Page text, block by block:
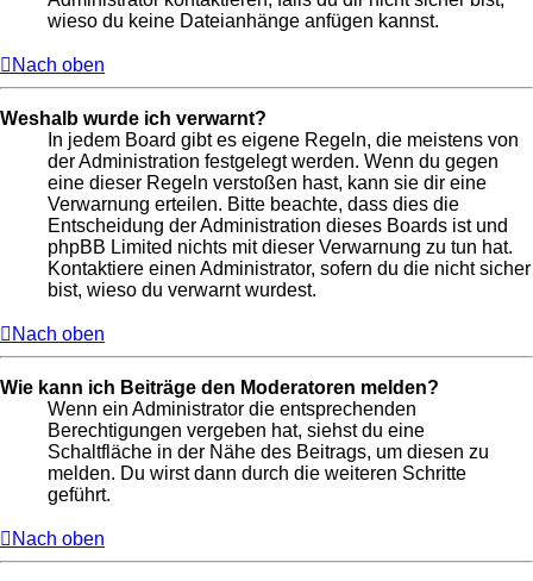
wieso du keine Dateianhänge anfügen kannst.
Nach oben
Weshalb wurde ich verwarnt?
In jedem Board gibt es eigene Regeln, die meistens von
der Administration festgelegt werden. Wenn du gegen
eine dieser Regeln verstoßen hast, kann sie dir eine
Verwarnung erteilen. Bitte beachte, dass dies die
Entscheidung der Administration dieses Boards ist und
phpBB Limited nichts mit dieser Verwarnung zu tun hat.
Kontaktiere einen Administrator, sofern du die nicht sicher
bist, wieso du verwarnt wurdest.
Nach oben
Wie kann ich Beiträge den Moderatoren melden?
Wenn ein Administrator die entsprechenden
Berechtigungen vergeben hat, siehst du eine
Schaltfläche in der Nähe des Beitrags, um diesen zu
melden. Du wirst dann durch die weiteren Schritte
geführt.
Nach oben